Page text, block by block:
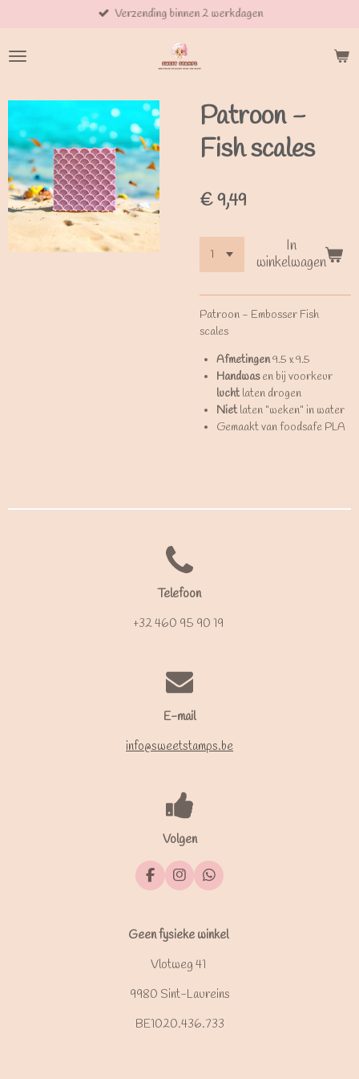
naar
de
Verzending binnen 2 werkdagen
Patroon -
Fish scales
€ 9,49
In
winkelwagen
Patroon - Embosser Fish
scales
Afmetingen9.5 x 9.5
Handwasen bij voorkeur
lucht laten drogen
Niet laten "weken" in water
Gemaakt van foodsafe PLA
Telefoon
+32 460 95 90 19
E-mail
info@sweetstamps.be
Volgen
F
a
b
o
k
I
n
a
a
W
h
s
Geen fysieke winkel
Vlotweg 41
9980 Sint-Laureins
BE1020.436.733